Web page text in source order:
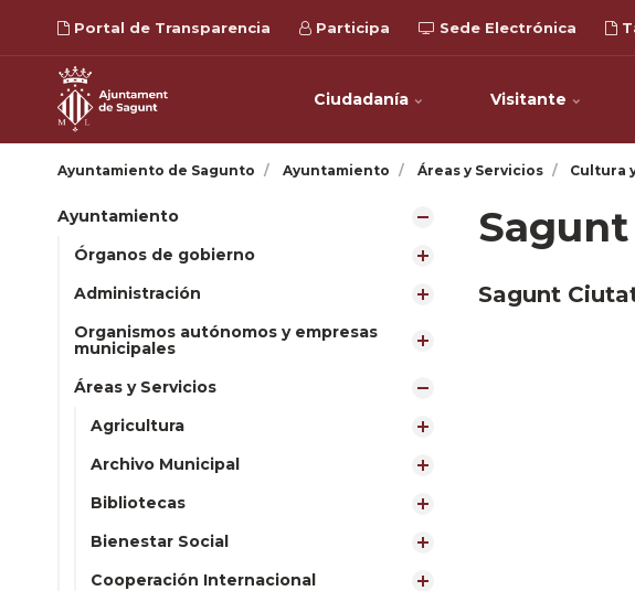
Portal de Transparencia Participa Sede Electrónica
Ciudadanía Visitante
Ayuntamiento de Sagunto Ayuntamiento Áreas y Servicios Cultura
Ayuntamiento
Órganos de gobierno
Administración
Organismos autónomos y empresas
municipales
Áreas y Servicios
Agricultura
Archivo Municipal
Bibliotecas
Bienestar Social
Cooperación Internacional
Sagunt